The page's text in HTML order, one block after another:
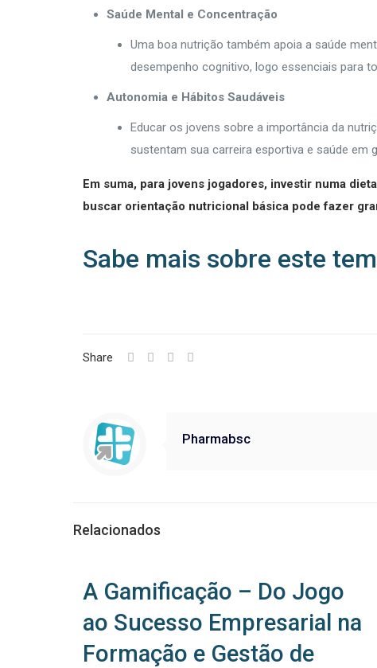
Saúde Mental e Concentração
Uma boa nutrição também apoia a saúde
desempenho cognitivo, logo essenciais para
Autonomia e Hábitos Saudáveis
Educar os jovens sobre a importância da
sustentam sua carreira esportiva e saúde em
Em suma, para jovens jogadores, investir numa
buscar orientação nutricional básica pode fazer
Sabe mais sobre este
Share
Pharmabsc
Relacionados
A Gamificação – Do Jogo
ao Sucesso Empresarial na
Formação e Gestão de